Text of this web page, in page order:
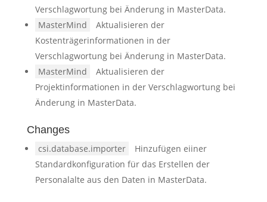
Verschlagwortung bei Änderung in MasterData.
MasterMind
Aktualisieren der
Kostenträgerinformationen in der
Verschlagwortung bei Änderung in MasterData.
MasterMind
Aktualisieren der
Projektinformationen in der Verschlagwortung bei
Änderung in MasterData.
Changes
csi.database.importer
Hinzufügen eiiner
Standardkonfiguration für das Erstellen der
Personalalte aus den Daten in MasterData.